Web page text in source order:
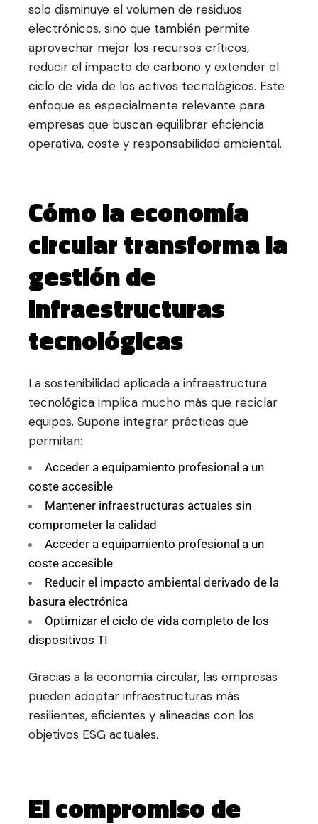
solo disminuye el volumen de residuos
electrónicos, sino que también permite
aprovechar mejor los recursos críticos,
reducir el impacto de carbono y extender el
ciclo de vida de los activos tecnológicos. Este
enfoque es especialmente relevante para
empresas que buscan equilibrar eficiencia
operativa, coste y responsabilidad ambiental.
Cómo la economía
circular transforma la
gestión de
infraestructuras
tecnológicas
La sostenibilidad aplicada a infraestructura
tecnológica implica mucho más que reciclar
equipos. Supone integrar prácticas que
permitan:
Acceder a equipamiento profesional a un
coste accesible
Mantener infraestructuras actuales sin
comprometer la calidad
Acceder a equipamiento profesional a un
coste accesible
Reducir el impacto ambiental derivado de la
basura electrónica
Optimizar el ciclo de vida completo de los
dispositivos TI
Gracias a la economía circular, las empresas
pueden adoptar infraestructuras más
resilientes, eficientes y alineadas con los
objetivos ESG actuales.
El compromiso de